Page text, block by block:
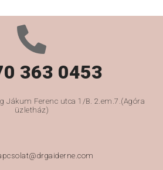
363 0453
Jákum Ferenc utca 1/B. 2.em.7.(Agóra
üzletház)